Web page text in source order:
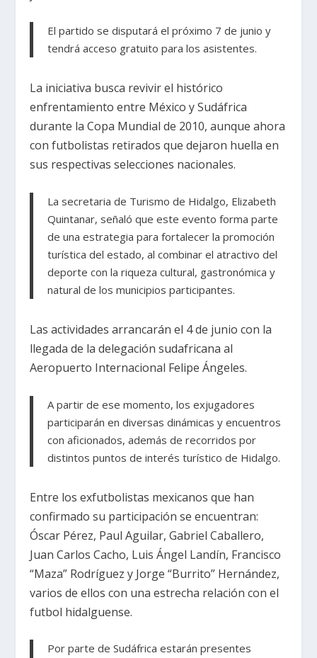
El partido se disputará el próximo 7 de junio y
tendrá acceso gratuito para los asistentes.
La iniciativa busca revivir el histórico
enfrentamiento entre México y Sudáfrica
durante la Copa Mundial de 2010, aunque ahora
con futbolistas retirados que dejaron huella en
sus respectivas selecciones nacionales.
La secretaria de Turismo de Hidalgo, Elizabeth
Quintanar, señaló que este evento forma parte
de una estrategia para fortalecer la promoción
turística del estado, al combinar el atractivo del
deporte con la riqueza cultural, gastronómica y
natural de los municipios participantes.
Las actividades arrancarán el 4 de junio con la
llegada de la delegación sudafricana al
Aeropuerto Internacional Felipe Ángeles.
A partir de ese momento, los exjugadores
participarán en diversas dinámicas y encuentros
con aficionados, además de recorridos por
distintos puntos de interés turístico de Hidalgo.
Entre los exfutbolistas mexicanos que han
confirmado su participación se encuentran:
Óscar Pérez, Paul Aguilar, Gabriel Caballero,
Juan Carlos Cacho, Luis Ángel Landín, Francisco
“Maza” Rodríguez y Jorge “Burrito” Hernández,
varios de ellos con una estrecha relación con el
futbol hidalguense.
Por parte de Sudáfrica estarán presentes